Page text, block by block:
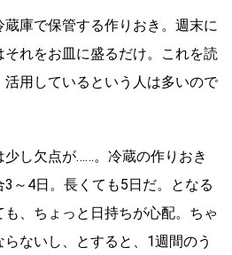
庫で保管する作りおき。週末に
それをお皿に盛るだけ。これを読
用しているという人は多いので
し欠点が……。冷蔵の作りおき
～4日。長くても5日だ。となる
、ちょっと日持ちが心配。ちゃ
ないし、とすると、1週間のう